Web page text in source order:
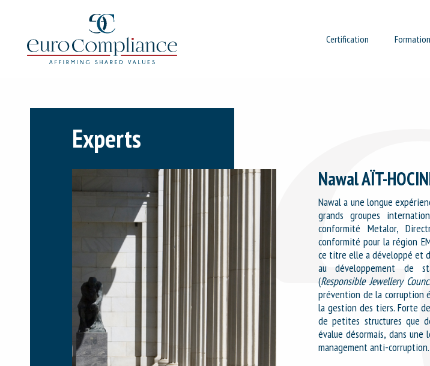
Certification Formation
Experts
Nawal AÏT-
Nawal a une longue
grands groupes
conformité Metalor,
conformité pour la région
ce titre elle a développé et
au développement de
(Responsible Jewellery
prévention de la corruption
la gestion des tiers. Forte
de petites structures que
évalue désormais, dans
management anti-corruption.